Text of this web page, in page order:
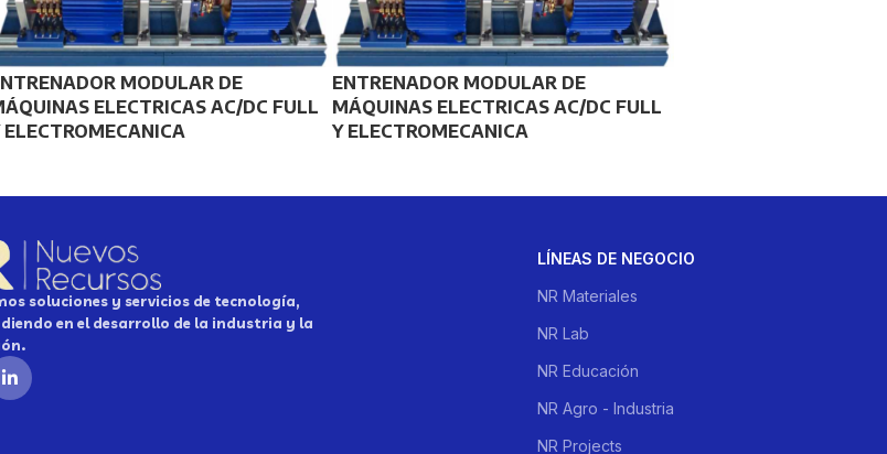
MODULAR DE
ELECTRICAS AC/DC FULL
ELECTROMECANICA
ENTRENADOR MODULAR DE
MÁQUINAS ELECTRICAS AC/DC FULL
Y ELECTROMECANICA
soluciones y servicios de tecnología,
en el desarrollo de la industria y la
LÍNEAS DE NEGOCIO
NR Materiales
NR Lab
NR Educación
NR Agro - Industria
NR Projects